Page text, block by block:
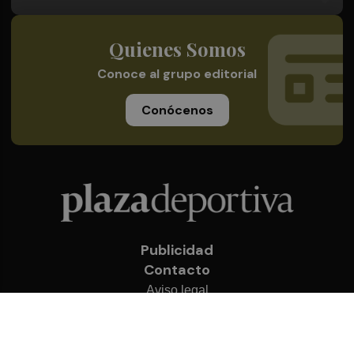
Quienes Somos
Conoce al grupo editorial
Conócenos
Publicidad
Contacto
Aviso legal